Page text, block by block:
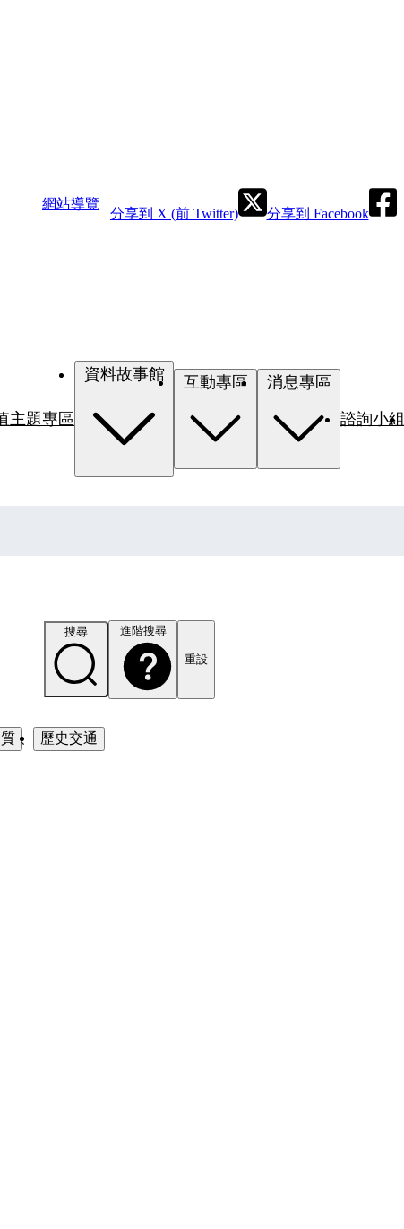
網站導覽
分享到 X (前 Twitter) 分享到 Facebook
主題專區
資料故事館
諮詢小組
搜尋 進階搜尋
重設
、 歷史交通